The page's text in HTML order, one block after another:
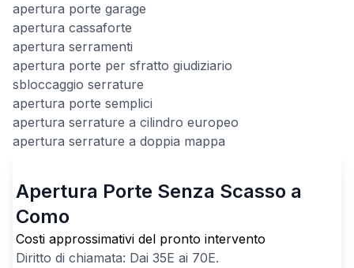
apertura porte garage
apertura cassaforte
apertura serramenti
apertura porte per sfratto giudiziario
sbloccaggio serrature
apertura porte semplici
apertura serrature a cilindro europeo
apertura serrature a doppia mappa
Apertura Porte Senza Scasso a
Como
Costi approssimativi del pronto intervento
Diritto di chiamata: Dai 35E ai 70E.